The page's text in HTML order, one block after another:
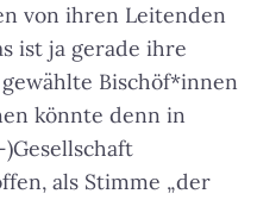
von ihren Leitenden
ist ja gerade ihre
Bischöf*innen
könnte denn in
als Stimme „der